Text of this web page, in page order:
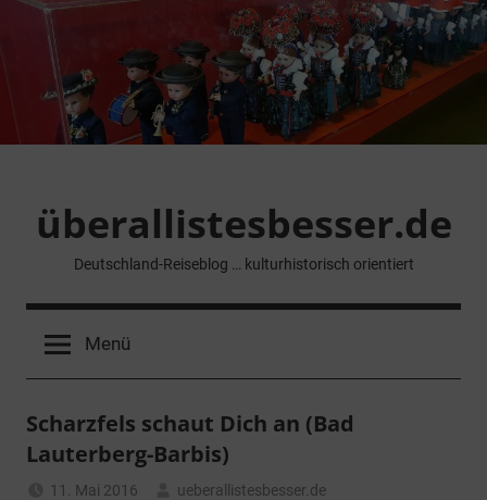
Zum
springen
überallistesbesser.de
Deutschland-Reiseblog … kulturhistorisch orientiert
Menü
Scharzfels schaut Dich an (Bad
Lauterberg-Barbis)
11. Mai 2016
ueberallistesbesser.de